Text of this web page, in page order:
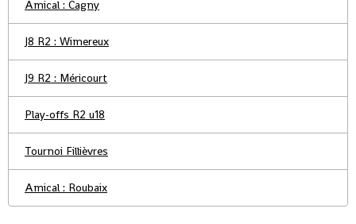
Amical : Cagny
J8 R2 : Wimereux
J9 R2 : Méricourt
Play-offs R2 u18
Tournoi Fillièvres
Amical : Roubaix